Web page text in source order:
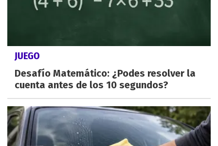
JUEGO
Desafío Matemático: ¿Podes resolver la
cuenta antes de los 10 segundos?